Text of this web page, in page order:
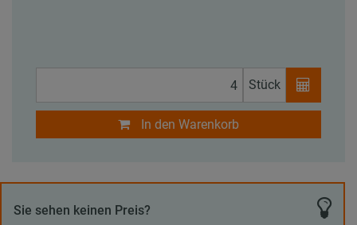
Stück
In den Warenkorb
Sie sehen keinen Preis?